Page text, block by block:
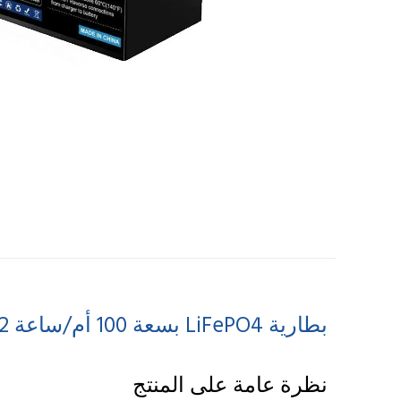
بطارية LiFePO4 بسعة 100 أم/ساعة 72 فولت للملاحة الذكية الوصف
نظرة عامة على المنتج